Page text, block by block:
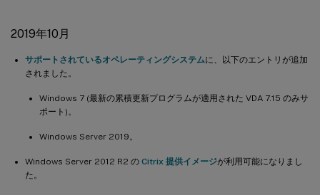
2019年10月
サポートされているオペレーティングシステムに、以下のエントリが追加
されました。
Windows 7 (最新の累積更新プログラムが適用された VDA 7.15 のみサ
ポート)。
Windows Server 2019。
Windows Server 2012 R2 の Citrix 提供イメージが利用可能になりまし
た。